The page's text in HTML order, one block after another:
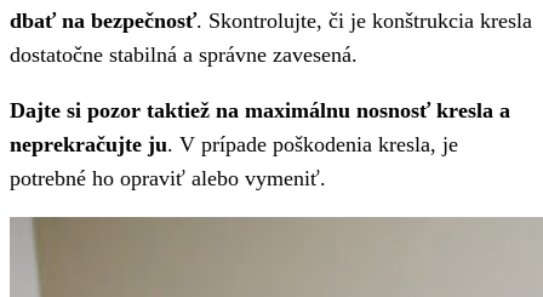
dbať na bezpečnosť. Skontrolujte, či je konštrukcia kresla
dostatočne stabilná a správne zavesená.
Dajte si pozor taktiež na maximálnu nosnosť kresla a
neprekračujte ju. V prípade poškodenia kresla, je
potrebné ho opraviť alebo vymeniť.